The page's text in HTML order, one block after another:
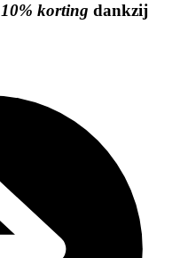
10% korting dankzij